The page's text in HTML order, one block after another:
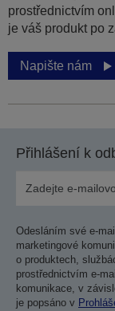
prostřednictvím
je váš produkt po
Napište nám
Přihlášení k
Odesláním své e-
marketingové
o produktech,
prostřednictvím e-
komunikace, v
je popsáno v